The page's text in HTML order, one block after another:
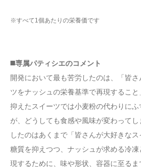
※すべて1個あたりの栄養価です
◼️専属パティシエのコメント
開発において最も苦労したのは、「皆
ツをナッシュの栄養基準で再現するこ
抑えたスイーツでは小麦粉の代わりに
が、どうしても食感や風味が変わって
したのはあくまで「皆さんが大好きなス
糖質を抑えつつ、ナッシュが求める冷
現するために、味や形状、容器に至る